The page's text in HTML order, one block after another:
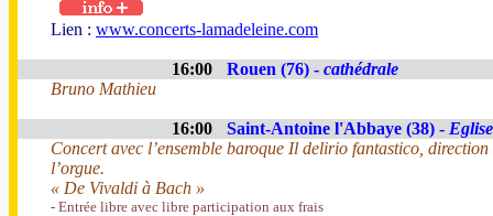
Lien : www.concerts-lamadeleine.com
16:00 Rouen (76) - cathédrale
Bruno Mathieu
16:00 Saint-Antoine l'Abbaye (38) -
Concert avec l’ensemble baroque Il delirio fantastico,
l’orgue.
« De Vivaldi à Bach »
- Entrée libre avec libre participation aux frais